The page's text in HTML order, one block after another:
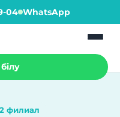
04 WhatsApp
филиал